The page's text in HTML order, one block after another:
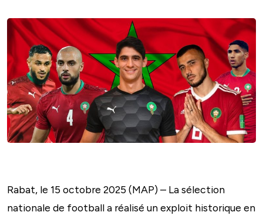
Rabat, le 15 octobre 2025 (MAP) – La sélection
nationale de football a réalisé un exploit historique en